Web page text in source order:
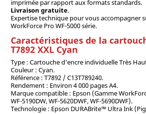
imprimée par rapport aux formats standards.
Livraison gratuite.
Expertise technique pour vous accompagner
WorkForce Pro WF-5000 série.
Caractéristiques de la
T7892 XXL Cyan
Type : Cartouche d'encre individuelle Très
Couleur : Cyan.
Référence : T7892 / C13T789240.
Rendement : Environ 4 000 pages A4.
Marque compatible : Epson (Gamme
WF-5190DW, WF-5620DWF, WF-5690DWF).
Technologie : Epson DURABrite™ Ultra Ink